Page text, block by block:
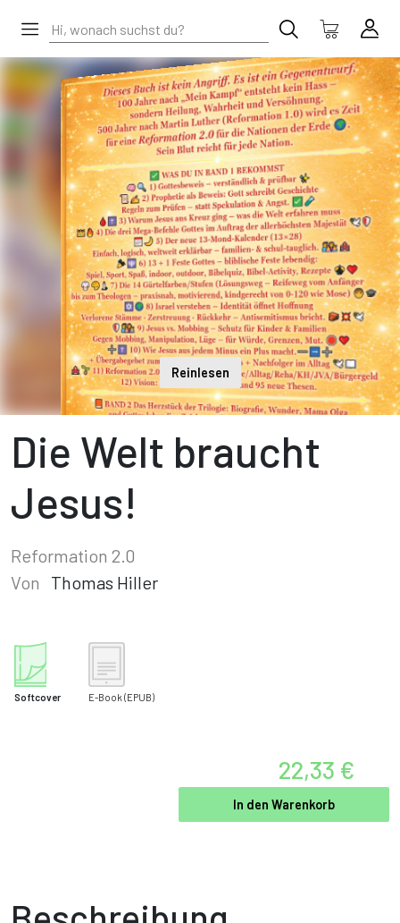
Reinlesen
Die Welt braucht
Jesus!
Reformation 2.0
Von
Thomas Hiller
Softcover E-Book (EPUB)
22,33 €
In den Warenkorb